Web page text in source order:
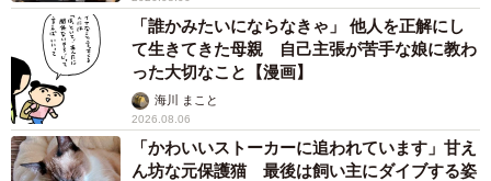
「誰かみたいにならなきゃ」 他人を正解にし
て生きてきた母親 自己主張が苦手な娘に教わ
った大切なこと【漫画】
海川 まこと
2026.08.06
「かわいいストーカーに追われています」甘え
ん坊な元保護猫 最後は飼い主にダイブする姿